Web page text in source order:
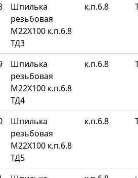
Шпилька
резьбовая
М22Х100 к.п.6.8
ТД3
к.п.6.8
Шпилька
резьбовая
М22Х100 к.п.6.8
ТД4
к.п.6.8
Шпилька
резьбовая
М22Х100 к.п.6.8
ТД5
к.п.6.8